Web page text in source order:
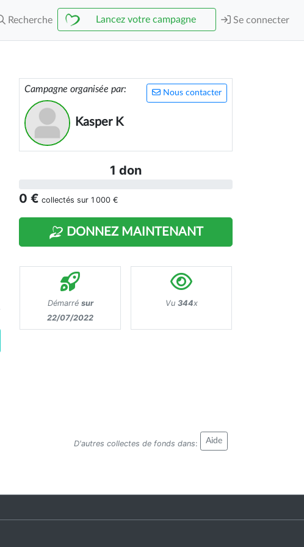
Recherche Lancez votre campagne Se connecter
Nous contacter
Campagne organisée par:
Kasper K
1 don
0 € collectés sur 1 000 €
DONNEZ MAINTENANT
Démarré sur
22/07/2022
Vu 344x
D'autres collectes de fonds dans: Aide